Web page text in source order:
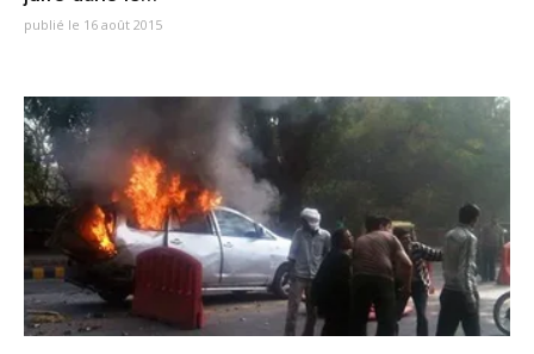
publié le 16 août 2015